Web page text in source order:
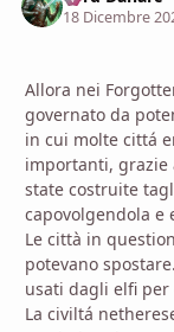
18 Dicembre
Allora nei
governato da
in cui molte cittá
importanti, grazie
state costruite
capovolgendola e
Le città in
potevano
usati dagli elfi
La civiltá